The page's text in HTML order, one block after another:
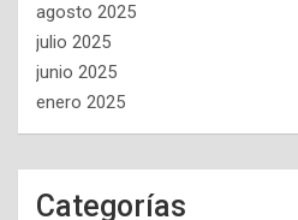
agosto 2025
julio 2025
junio 2025
enero 2025
Categorías